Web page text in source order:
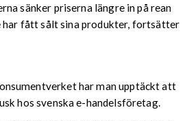
sänker priserna längre in på rean
har fått sålt sina produkter, fortsätter
har man upptäckt att
hos svenska e-handelsföretag.